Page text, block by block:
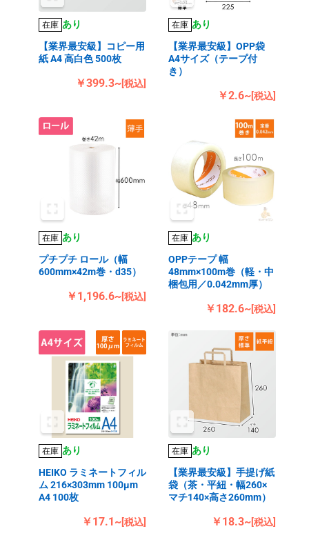
在庫 あり
【業界最安級】コピー用
紙 A4 高白色 500枚
￥399.3~[税込]
在庫 あり
【業界最安級】OPP袋
A4サイズ（テープ付
き）
￥2.6~[税込]
在庫 あり
プチプチ ロール（幅
600mm×42m巻・d35）
￥1,196.6~[税込]
在庫 あり
OPPテープ 幅
48mm×100m巻（軽・中
梱包用／0.042mm厚）
￥182.6~[税込]
在庫 あり
HEIKO ラミネートフィル
ム 216×303mm 100μm
A4 100枚
￥17.1~[税込]
在庫 あり
【業界最安級】手提げ紙
袋（茶・平紐・幅260×
マチ140×高さ260mm）
￥18.3~[税込]